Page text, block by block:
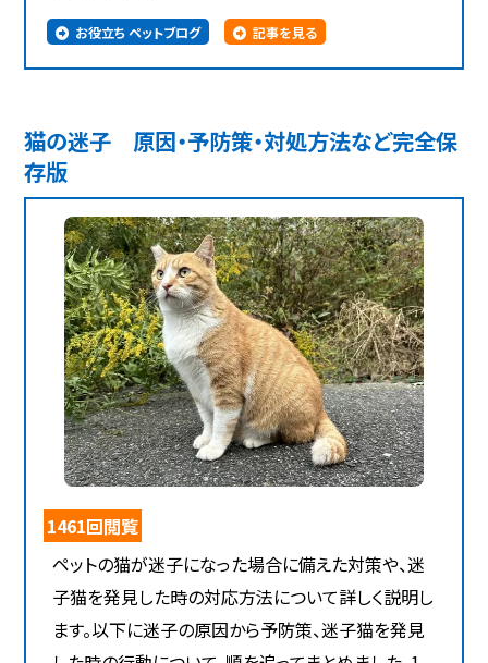
お役立ち ペットブログ 記事を見る
猫の迷子 原因・予防策・対処方法など完全保
存版
1461回閲覧
ペットの猫が迷子になった場合に備えた対策や、迷
子猫を発見した時の対応方法について詳しく説明し
ます。以下に迷子の原因から予防策、迷子猫を発見